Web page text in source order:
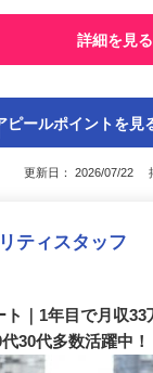
詳細を見る
ピールポイントを見
更新日： 2026/07/22
ティスタッフ
ト｜1年目で月収
30代多数活躍中！